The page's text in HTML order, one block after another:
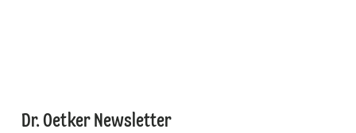
Dr. Oetker Newsletter